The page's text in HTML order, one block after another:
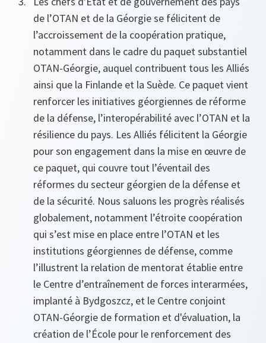
de l’OTAN et de la Géorgie se félicitent de
l’accroissement de la coopération pratique,
notamment dans le cadre du paquet substantiel
OTAN-Géorgie, auquel contribuent tous les Alliés
ainsi que la Finlande et la Suède. Ce paquet vient
renforcer les initiatives géorgiennes de réforme
de la défense, l’interopérabilité avec l’OTAN et la
résilience du pays. Les Alliés félicitent la Géorgie
pour son engagement dans la mise en œuvre de
ce paquet, qui couvre tout l’éventail des
réformes du secteur géorgien de la défense et
de la sécurité. Nous saluons les progrès réalisés
globalement, notamment l’étroite coopération
qui s’est mise en place entre l’OTAN et les
institutions géorgiennes de défense, comme
l’illustrent la relation de mentorat établie entre
le Centre d’entraînement de forces interarmées,
implanté à Bydgoszcz, et le Centre conjoint
OTAN-Géorgie de formation et d'évaluation, la
création de l’École pour le renforcement des